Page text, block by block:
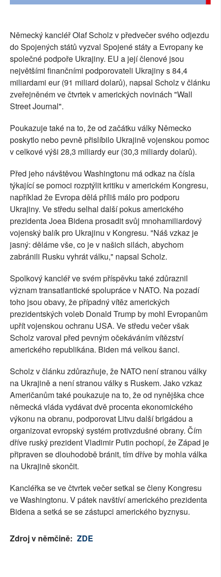
Německý kancléř Olaf Scholz v předvečer svého odjezdu
do Spojených států vyzval Spojené státy a Evropany ke
společné podpoře Ukrajiny. EU a její členové jsou
největšími finančními podporovateli Ukrajiny s 84,4
miliardami eur (91 miliard dolarů), napsal Scholz v článku
zveřejněném ve čtvrtek v amerických novinách "Wall
Street Journal".
Poukazuje také na to, že od začátku války Německo
poskytlo nebo pevně přislíbilo Ukrajině vojenskou pomoc
v celkové výši 28,3 miliardy eur (30,3 miliardy dolarů).
Před jeho návštěvou Washingtonu má odkaz na čísla
týkající se pomoci rozptýlit kritiku v americkém Kongresu,
například že Evropa dělá příliš málo pro podporu
Ukrajiny. Ve středu selhal další pokus amerického
prezidenta Joea Bidena prosadit svůj mnohamiliardový
vojenský balík pro Ukrajinu v Kongresu. "Náš vzkaz je
jasný: děláme vše, co je v našich silách, abychom
zabránili Rusku vyhrát válku," napsal Scholz.
Spolkový kancléř ve svém příspěvku také zdůraznil
význam transatlantické spolupráce v NATO. Na pozadí
toho jsou obavy, že případný vítěz amerických
prezidentských voleb Donald Trump by mohl Evropanům
upřít vojenskou ochranu USA. Ve středu večer však
Scholz varoval před pevným očekáváním vítězství
amerického republikána. Biden má velkou šanci.
Scholz v článku zdůrazňuje, že NATO není stranou války
na Ukrajině a není stranou války s Ruskem. Jako vzkaz
Američanům také poukazuje na to, že od nynějška chce
německá vláda vydávat dvě procenta ekonomického
výkonu na obranu, podporovat Litvu další brigádou a
organizovat evropský systém protivzdušné obrany. Čím
dříve ruský prezident Vladimir Putin pochopí, že Západ je
připraven se dlouhodobě bránit, tím dříve by mohla válka
na Ukrajině skončit.
Kancléřka se ve čtvrtek večer setkal se členy Kongresu
ve Washingtonu. V pátek navštíví amerického prezidenta
Bidena a setká se se zástupci amerického byznysu.
Zdroj v němčině: ZDE